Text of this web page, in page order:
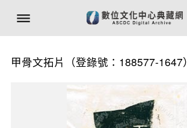
甲骨文拓片（登錄號：188577-1647）